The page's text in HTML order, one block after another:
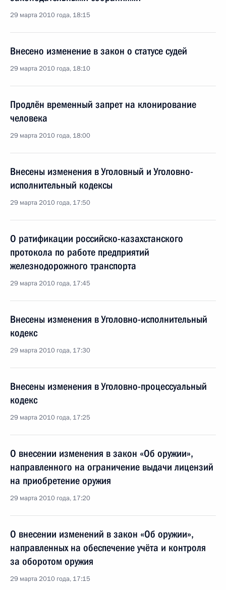
29 марта 2010 года, 18:15
Внесено изменение в закон о статусе судей
29 марта 2010 года, 18:10
Продлён временный запрет на клонирование
человека
29 марта 2010 года, 18:00
Внесены изменения в Уголовный и Уголовно-
исполнительный кодексы
29 марта 2010 года, 17:50
О ратификации российско-казахстанского
протокола по работе предприятий
железнодорожного транспорта
29 марта 2010 года, 17:45
Внесены изменения в Уголовно-исполнительный
кодекс
29 марта 2010 года, 17:30
Внесены изменения в Уголовно-процессуальный
кодекс
29 марта 2010 года, 17:25
О внесении изменения в закон «Об оружии»,
направленного на ограничение выдачи лицензий
на приобретение оружия
29 марта 2010 года, 17:20
О внесении изменений в закон «Об оружии»,
направленных на обеспечение учёта и контроля
за оборотом оружия
29 марта 2010 года, 17:15